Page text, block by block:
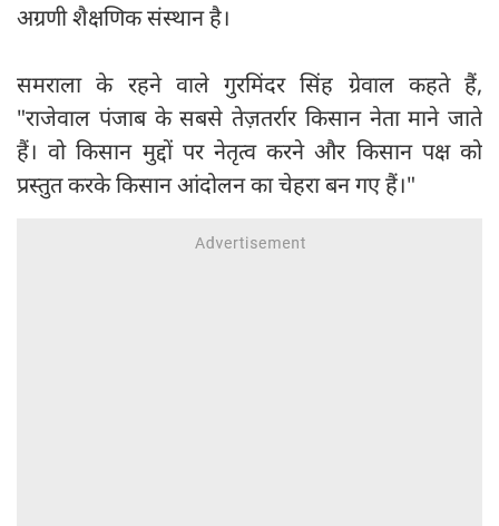
अग्रणी शैक्षणिक संस्थान है।
समराला के रहने वाले गुरमिंदर सिंह ग्रेवाल कहते हैं,
"राजेवाल पंजाब के सबसे तेज़तर्रार किसान नेता माने जाते
हैं। वो किसान मुद्दों पर नेतृत्व करने और किसान पक्ष को
प्रस्तुत करके किसान आंदोलन का चेहरा बन गए हैं।"